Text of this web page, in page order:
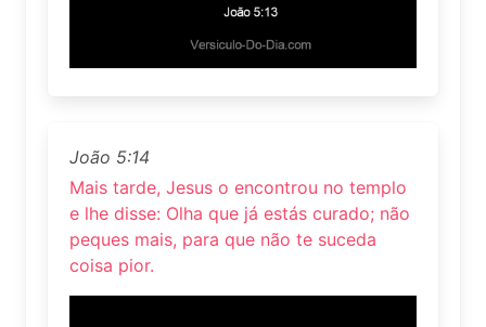
João 5:14
Mais tarde, Jesus o encontrou no templo
e lhe disse: Olha que já estás curado; não
peques mais, para que não te suceda
coisa pior.